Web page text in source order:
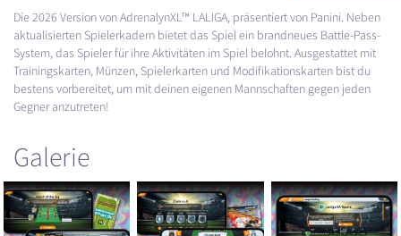
Die 2026 Version von AdrenalynXL™ LALIGA, präsentiert von Panini. Neben
aktualisierten Spielerkadern bietet das Spiel ein brandneues Battle-Pass-
System, das Spieler für ihre Aktivitäten im Spiel belohnt. Ausgestattet mit
Trainingskarten, Münzen, Spielerkarten und Modifikationskarten bist du
bestens vorbereitet, um mit deinen eigenen Mannschaften gegen jeden
Gegner anzutreten!
Galerie